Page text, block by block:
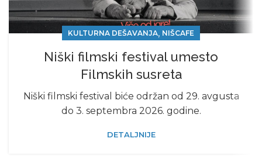
KULTURNA DEŠAVANJA, NIŠCAFE
Niški filmski festival umesto
Filmskih susreta
Niški filmski festival biće održan od 29. avgusta
do 3. septembra 2026. godine.
DETALJNIJE